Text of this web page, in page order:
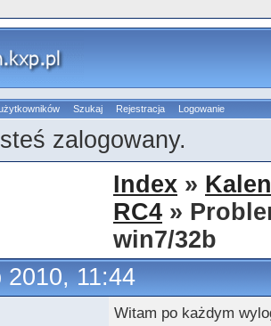
Szukaj Rejestracja Logowanie
zalogowany.
Index »
RC4 »
win7/32b
2010, 11:44
Witam po każdym